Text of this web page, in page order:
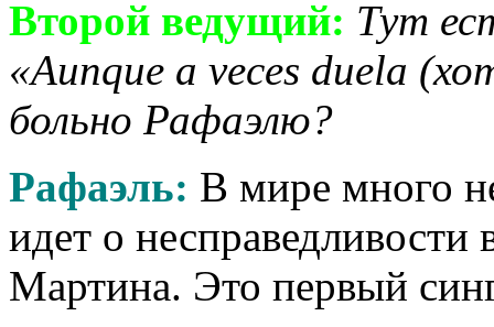
Второй ведущий: Тут
«Aunque a veces duela
больно Рафаэлю?
Рафаэль: В мире много
идет о
Мартина. Это первый